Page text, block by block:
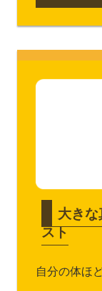
大き
スト
自分の体ほ